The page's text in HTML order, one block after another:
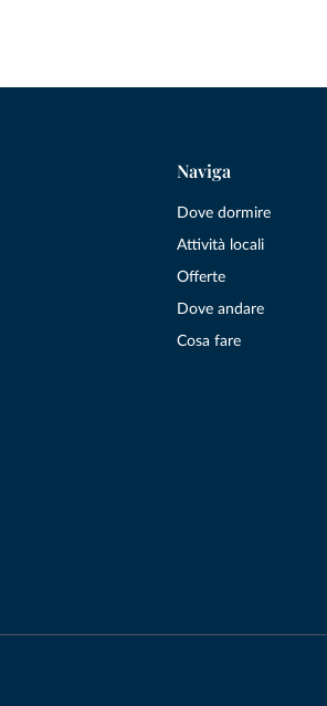
Naviga
Dove dormire
Attività locali
Offerte
Dove andare
Cosa fare